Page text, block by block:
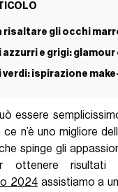
risaltare gli occhi
e grigi: glamour
ispirazione
essere
n’è uno migliore
spinge gli
ottenere risultati
2024assistiamo a